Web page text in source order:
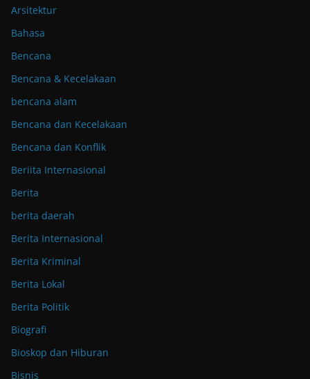
Arsitektur
Bahasa
Bencana
Bencana & Kecelakaan
bencana alam
Bencana dan Kecelakaan
Bencana dan Konflik
Beriita Internasional
Berita
berita daerah
Berita Internasional
Berita Kriminal
Berita Lokal
Berita Politik
Biografi
Bioskop dan Hiburan
Bisnis